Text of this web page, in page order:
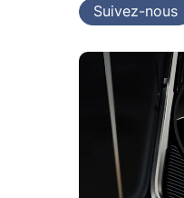
Suivez-nous